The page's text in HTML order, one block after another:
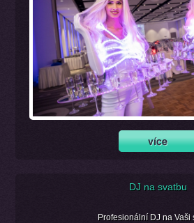
DJ na svatbu
Profesionální DJ na Vaši